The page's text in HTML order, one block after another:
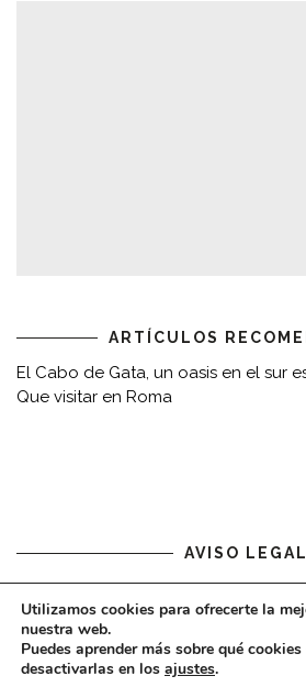
ARTÍCULOS
El Cabo de Gata, un oasis en el sur
Que visitar en Roma
AVISO LEGAL
Aviso legal
Utilizamos cookies para ofrecerte la
nuestra web.
Puedes aprender más sobre qué
desactivarlas en los ajustes.